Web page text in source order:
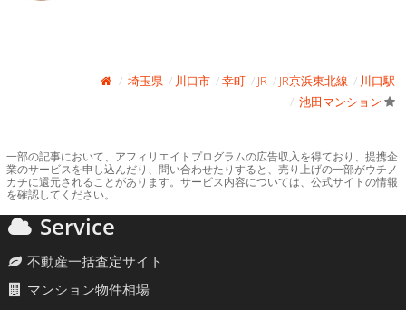
埼玉県 川口市 幸町 JR JR京浜東北線
川口駅
池田マンション
一部の記事において、アフィリエイトプログラムの広告収入を得ており、提携企
業のサービスを申し込んだり、問い合わせたりすると、売り上げの一部がウチノ
カチに還元されることがあります。サービス内容については、公式サイトの情報
を確認してください。
Service
不動産一括査定サイト
マンション物件相場